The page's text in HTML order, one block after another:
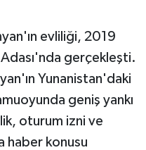
evliliği, 2019
Adası'nda gerçekleşti.
Yunanistan'daki
geniş yankı
oturum izni ve
haber konusu